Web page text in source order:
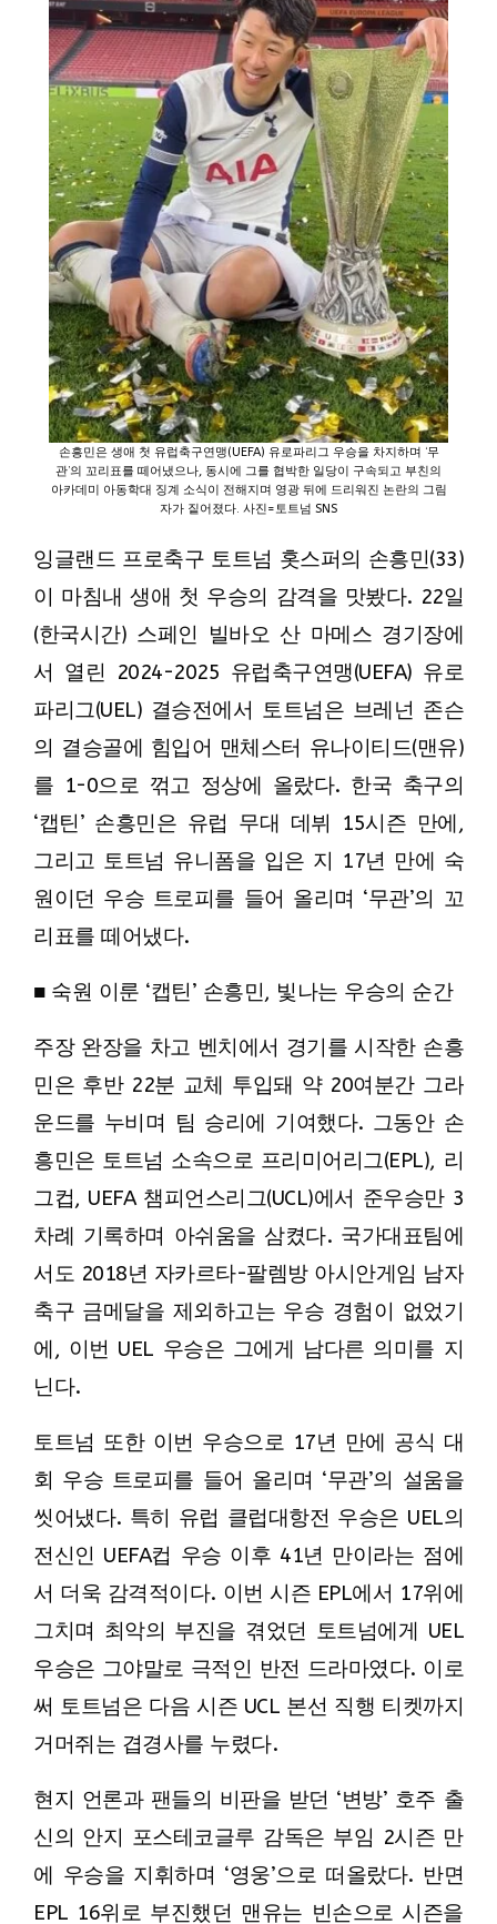
손흥민은 생애 첫 유럽축구연맹(UEFA) 유로파리그 우승을 차지하며 ‘무
관’의 꼬리표를 떼어냈으나, 동시에 그를 협박한 일당이 구속되고 부친의
아카데미 아동학대 징계 소식이 전해지며 영광 뒤에 드리워진 논란의 그림
자가 짙어졌다. 사진=토트넘 SNS
잉글랜드 프로축구 토트넘 홋스퍼의 손흥민(33)
이 마침내 생애 첫 우승의 감격을 맛봤다. 22일
(한국시간) 스페인 빌바오 산 마메스 경기장에
서 열린 2024-2025 유럽축구연맹(UEFA) 유로
파리그(UEL) 결승전에서 토트넘은 브레넌 존슨
의 결승골에 힘입어 맨체스터 유나이티드(맨유)
를 1-0으로 꺾고 정상에 올랐다. 한국 축구의
‘캡틴’ 손흥민은 유럽 무대 데뷔 15시즌 만에,
그리고 토트넘 유니폼을 입은 지 17년 만에 숙
원이던 우승 트로피를 들어 올리며 ‘무관’의 꼬
리표를 떼어냈다.
■ 숙원 이룬 ‘캡틴’ 손흥민, 빛나는 우승의 순간
주장 완장을 차고 벤치에서 경기를 시작한 손흥
민은 후반 22분 교체 투입돼 약 20여분간 그라
운드를 누비며 팀 승리에 기여했다. 그동안 손
흥민은 토트넘 소속으로 프리미어리그(EPL), 리
그컵, UEFA 챔피언스리그(UCL)에서 준우승만 3
차례 기록하며 아쉬움을 삼켰다. 국가대표팀에
서도 2018년 자카르타-팔렘방 아시안게임 남자
축구 금메달을 제외하고는 우승 경험이 없었기
에, 이번 UEL 우승은 그에게 남다른 의미를 지
닌다.
토트넘 또한 이번 우승으로 17년 만에 공식 대
회 우승 트로피를 들어 올리며 ‘무관’의 설움을
씻어냈다. 특히 유럽 클럽대항전 우승은 UEL의
전신인 UEFA컵 우승 이후 41년 만이라는 점에
서 더욱 감격적이다. 이번 시즌 EPL에서 17위에
그치며 최악의 부진을 겪었던 토트넘에게 UEL
우승은 그야말로 극적인 반전 드라마였다. 이로
써 토트넘은 다음 시즌 UCL 본선 직행 티켓까지
거머쥐는 겹경사를 누렸다.
현지 언론과 팬들의 비판을 받던 ‘변방’ 호주 출
신의 안지 포스테코글루 감독은 부임 2시즌 만
에 우승을 지휘하며 ‘영웅’으로 떠올랐다. 반면
EPL 16위로 부진했던 맨유는 빈손으로 시즌을